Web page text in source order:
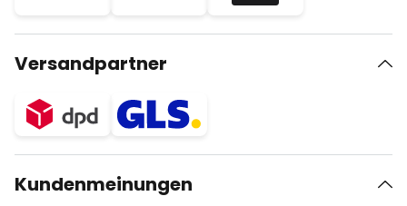
Versandpartner
Kundenmeinungen